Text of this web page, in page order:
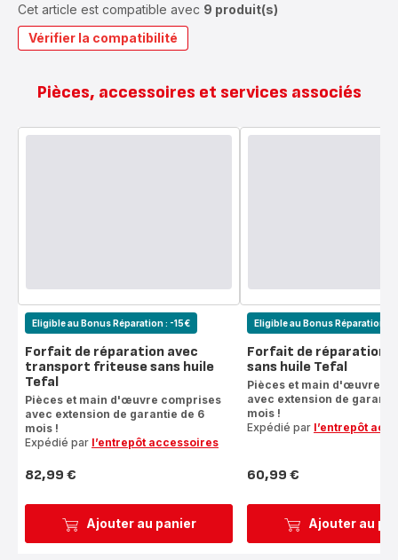
Cet article est compatible avec 9 produit(s)
Vérifier la compatibilité
Pièces, accessoires et services associés
Ajouter au panier
Eligible au Bonus Réparation : -15€
Forfait de réparation avec
transport friteuse sans huile
Tefal
Pièces et main d'œuvre comprises
avec extension de garantie de 6
mois !
Expédié par l’entrepôt accessoires
Prix
82,99 €
Ajouter au
Eligible au Bonus Réparation : -
Forfait de réparation
sans huile Tefal
Pièces et main d'œuvre
avec extension de
mois !
Expédié par l’entrepôt
Prix
60,99 €